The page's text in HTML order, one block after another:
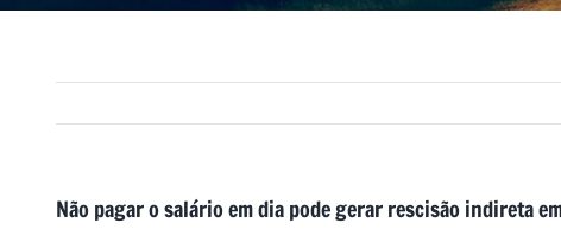
Não pagar o salário em dia pode gerar rescisão indireta